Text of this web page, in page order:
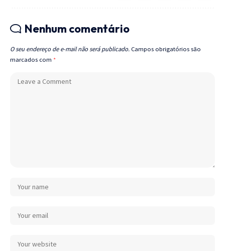
Nenhum comentário
O seu endereço de e-mail não será publicado. Campos obrigatórios são
marcados com *